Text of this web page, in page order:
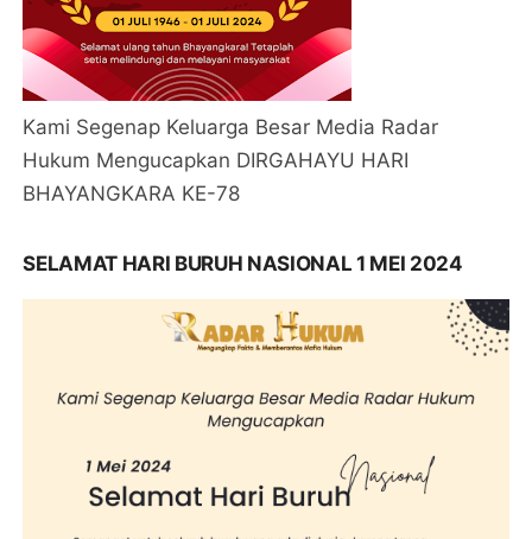
Kami Segenap Keluarga Besar Media Radar
Hukum Mengucapkan DIRGAHAYU HARI
BHAYANGKARA KE-78
SELAMAT HARI BURUH NASIONAL 1 MEI 2024